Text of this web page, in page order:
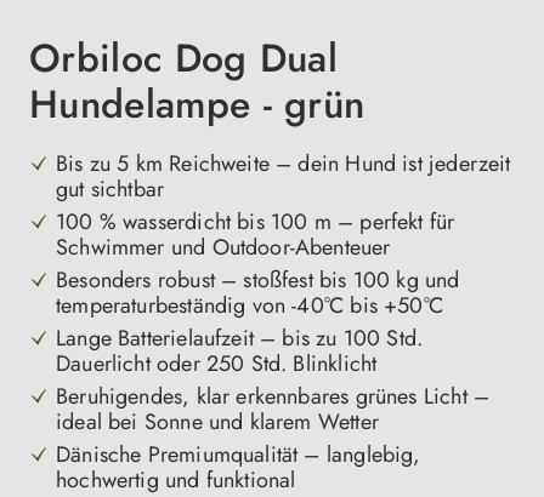
Orbiloc Dog Dual
Hundelampe - grün
Bis zu 5 km Reichweite – dein Hund ist jederzeit
gut sichtbar
100 % wasserdicht bis 100 m – perfekt für
Schwimmer und Outdoor-Abenteuer
Besonders robust – stoßfest bis 100 kg und
temperaturbeständig von -40°C bis +50°C
Lange Batterielaufzeit – bis zu 100 Std.
Dauerlicht oder 250 Std. Blinklicht
Beruhigendes, klar erkennbares grünes Licht –
ideal bei Sonne und klarem Wetter
Dänische Premiumqualität – langlebig,
hochwertig und funktional